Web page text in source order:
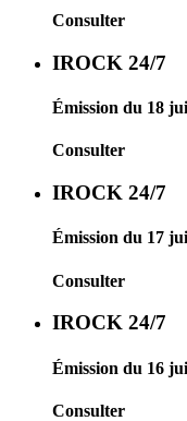
Consulter
IROCK 24/7
Émission du 18
Consulter
IROCK 24/7
Émission du 17
Consulter
IROCK 24/7
Émission du 16
Consulter